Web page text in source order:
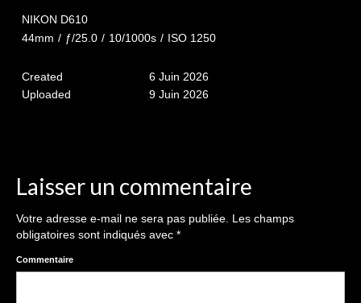
Au Feminin
Carnaval d’Annecy
Galeries Privées
séance du 25.04.26
Mariage du 18.04.2026
NIKON D610
44mm / ƒ/25.0 / 10/1000s / ISO 1250
Created
6 Juin 2026
Uploaded
9 Juin 2026
Laisser un commentaire
Votre adresse e-mail ne sera pas publiée. Les champs
obligatoires sont indiqués avec *
Commentaire